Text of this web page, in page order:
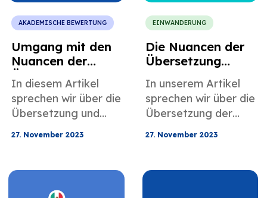
AKADEMISCHE BEWERTUNG
Umgang mit den
Nuancen der
Übersetzung
mexikanischer
Diplome für die
US-Einwanderung
In diesem Artikel
sprechen wir über die
Übersetzung und
mexikanische
Fachkräfte, die in die
27. November 2023
EINWANDERUNG
Die Nuancen der
Übersetzung
mexikanischer
Scheidungsurkund
en verstehen
In unserem Artikel
sprechen wir über die
Übersetzung der
27. November 2023